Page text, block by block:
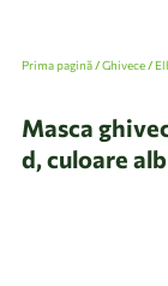
Prima pagină/Ghivece/
Masca
d, culoare alb